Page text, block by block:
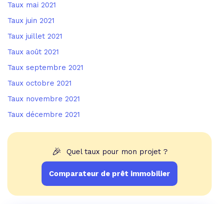
Taux mai 2021
Taux juin 2021
Taux juillet 2021
Taux août 2021
Taux septembre 2021
Taux octobre 2021
Taux novembre 2021
Taux décembre 2021
🎉 Quel taux pour mon projet ?
Comparateur de prêt immobilier